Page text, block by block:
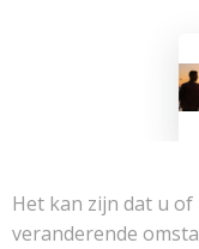
Het kan zijn dat u
veranderende